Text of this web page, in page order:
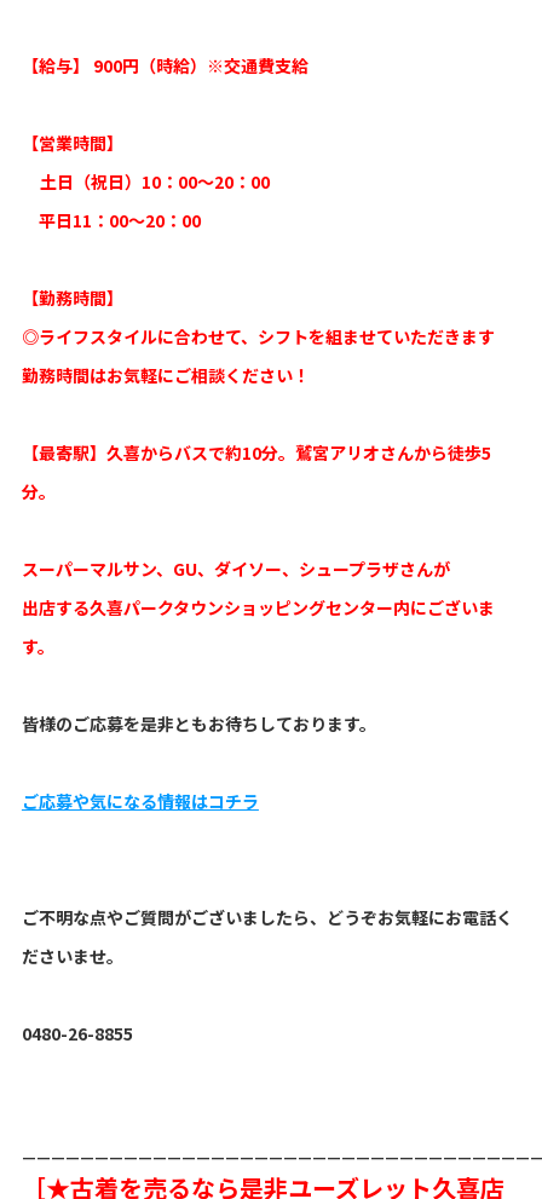
【給与】 900円（時給）※交通費支給
【営業時間】
土日（祝日）10：00〜20：00
平日11：00〜20：00
【勤務時間】
◎ライフスタイルに合わせて、シフトを組ませていただきます
勤務時間はお気軽にご相談ください！
【最寄駅】久喜からバスで約10分。鷲宮アリオさんから徒歩5
分。
スーパーマルサン、GU、ダイソー、シュープラザさんが
出店する久喜パークタウンショッピングセンター内にございま
す。
皆様のご応募を是非ともお待ちしております。
ご応募や気になる情報はコチラ
ご不明な点やご質問がございましたら、どうぞお気軽にお電話く
ださいませ。
0480-26-8855
［★古着を売るなら是非ユーズレット久喜店